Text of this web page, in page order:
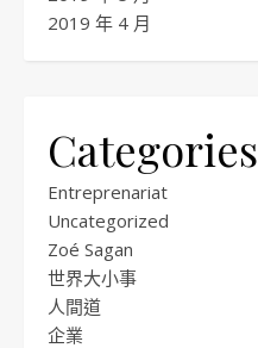
2019 年 4 月
Categories
Entreprenariat
Uncategorized
Zoé Sagan
世界大小事
人間道
企業